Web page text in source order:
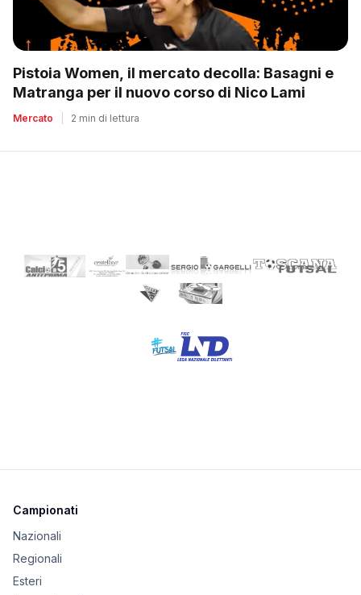
Pistoia Women, il mercato decolla: Basagni e
Matranga per il nuovo corso di Nico Lami
Mercato 2 min di lettura
Campionati
Nazionali
Regionali
Esteri